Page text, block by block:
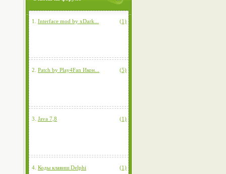
1. Interface mod by xDark... (1)
2. Patch by Play4Fan Икон... (5)
3. Java 7,8 (1)
4. Коды клавиш Delphi (1)